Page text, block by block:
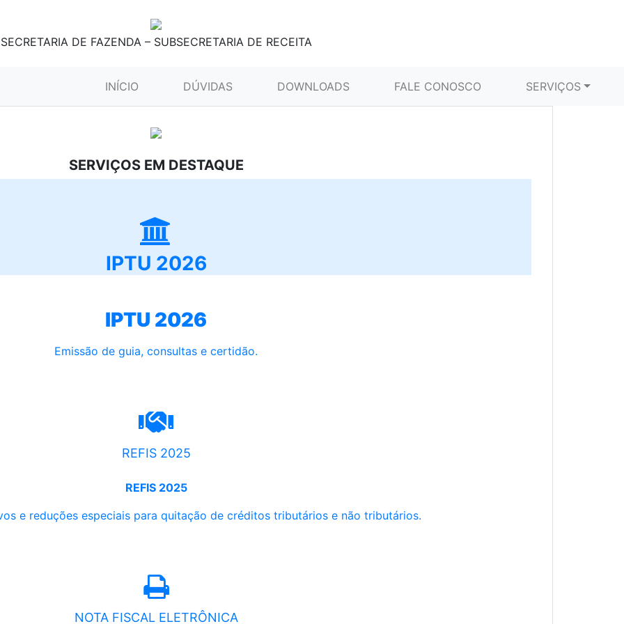
SECRETARIA DE FAZENDA – SUBSECRETARIA DE RECEITA
INÍCIO (CURRENT)DÚVIDAS DOWNLOADS FALE CONOSCO SERVIÇOS
SERVIÇOS EM DESTAQUE
IPTU 2026
IPTU 2026
Emissão de guia, consultas e certidão.
REFIS 2025
REFIS 2025
e reduções especiais para quitação de créditos tributários e não tributários.
NOTA FISCAL ELETRÔNICA